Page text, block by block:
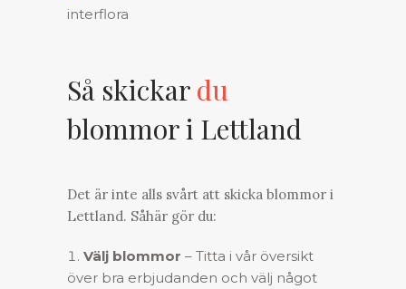
Så skickar du
blommor i Lettland
Det är inte alls svårt att skicka blommor i
Lettland. Såhär gör du:
Välj blommor – Titta i vår översikt
över bra erbjudanden och välj något